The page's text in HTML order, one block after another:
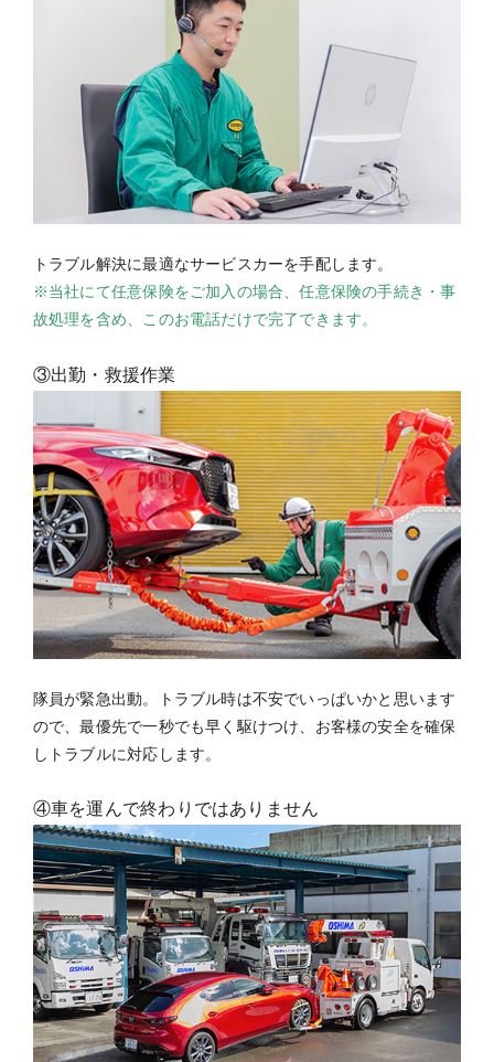
トラブル解決に最適なサービスカーを手配します。
※当社にて任意保険をご加入の場合、任意保険の手続き・事
故処理を含め、このお電話だけで完了できます。
③出勤・救援作業
隊員が緊急出動。トラブル時は不安でいっぱいかと思います
ので、最優先で一秒でも早く駆けつけ、お客様の安全を確保
しトラブルに対応します。
④車を運んで終わりではありません